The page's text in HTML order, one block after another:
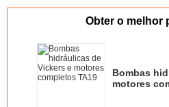
Obter o melhor
Bombas
motores